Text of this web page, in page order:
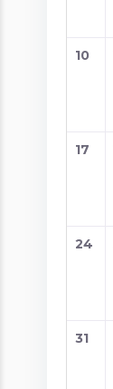
10
17
24
31